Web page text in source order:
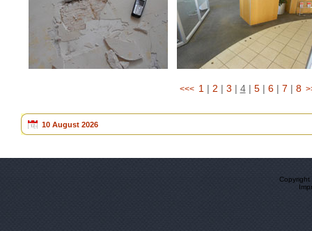
<<< 1| 2 | 3 | 4| 5| 6| 7 | 8
10 August 2026